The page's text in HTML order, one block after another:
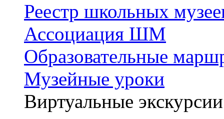
Реестр школьных
Ассоциация ШМ
Образовательные
Музейные уроки
Виртуальные экскурсии